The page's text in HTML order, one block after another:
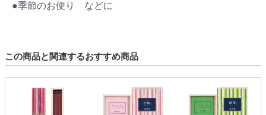
●季節のお便り などに
この商品と関連するおすすめ商品